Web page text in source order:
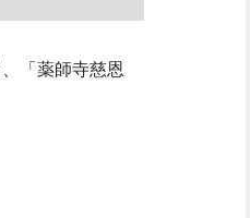
「薬師寺慈恩